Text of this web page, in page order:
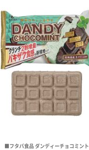
■フタバ食品 ダンディーチョコミント